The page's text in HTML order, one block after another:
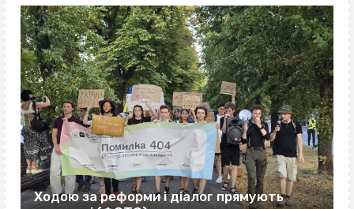
Ходою за реформи і діалог прямують